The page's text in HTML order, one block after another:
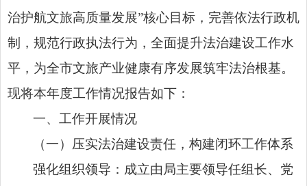
治护航文旅高质量发展”核心目标，完善依法行政机
制，规范行政执法行为，全面提升法治建设工作水
平，为全市文旅产业健康有序发展筑牢法治根基。
现将本年度工作情况报告如下：
一、工作开展情况
（一）压实法治建设责任，构建闭环工作体系
强化组织领导：成立由局主要领导任组长、党